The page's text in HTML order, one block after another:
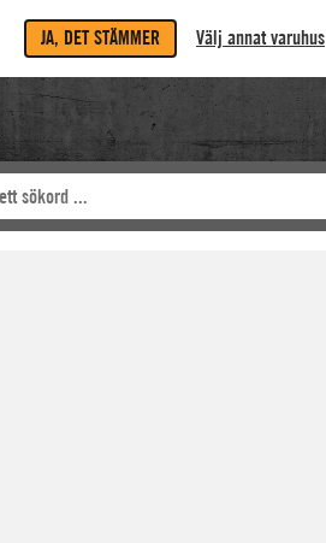
JA, DET STÄMMER Välj annat varuhus